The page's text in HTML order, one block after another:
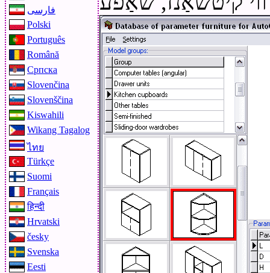
فارسی
Polski
Português
Română
Српска
Slovenčina
Slovenščina
Kiswahili
Wikang Tagalog
ไทย
Türkçe
Suomi
Français
हिन्दी
Hrvatski
česky
Svenska
Eesti